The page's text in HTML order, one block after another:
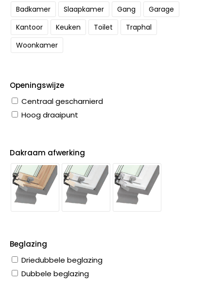
Badkamer
Slaapkamer Gang
Garage
Kantoor
Keuken Toilet
Traphal
Woonkamer
Openingswijze
Centraal gescharnierd
Hoog draaipunt
Dakraam afwerking
Beglazing
Driedubbele beglazing
Dubbele beglazing